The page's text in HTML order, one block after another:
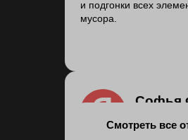
и подгонки всех
мусора.
Софья
Смотреть все